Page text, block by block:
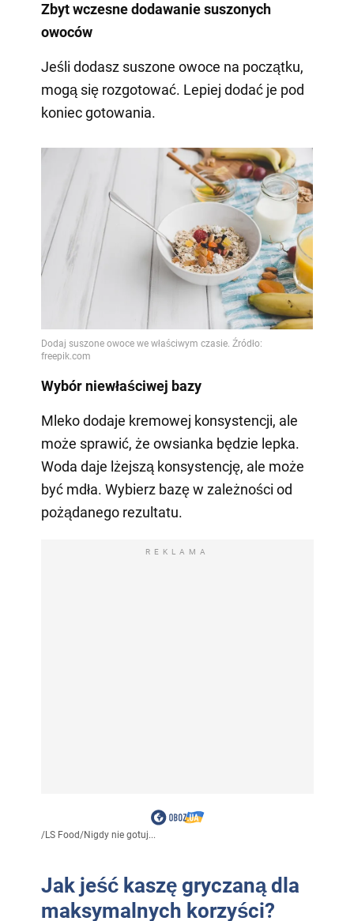
Zbyt wczesne dodawanie suszonych
owoców
Jeśli dodasz suszone owoce na początku,
mogą się rozgotować. Lepiej dodać je pod
koniec gotowania.
Wybór niewłaściwej bazy
Mleko dodaje kremowej konsystencji, ale
może sprawić, że owsianka będzie lepka.
Woda daje lżejszą konsystencję, ale może
być mdła. Wybierz bazę w zależności od
pożądanego rezultatu.
REKLAMA
/LS Food/Nigdy nie gotuj...
Jak jeść kaszę gryczaną dla
maksymalnych korzyści?